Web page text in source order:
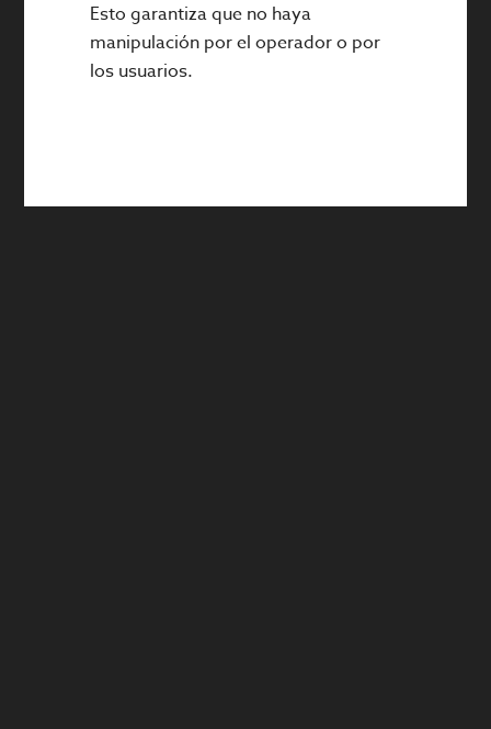
Esto garantiza que no haya
manipulación por el operador o por
los usuarios.